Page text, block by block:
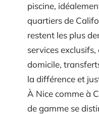
piscine,
quartiers de
restent les plus
services
domicile,
la différence et
À Nice comme à
de gamme se